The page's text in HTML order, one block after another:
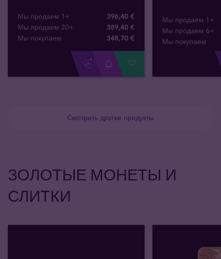
Смотреть другие продукты
Мы продаем 1+
396,40 €
Мы продаем 20+
389,40 €
Мы покупаем
348,70 €
Мы продаем 1+
Мы продаем 6+
Мы покупаем
ЗОЛОТЫЕ МОНЕТЫ И
СЛИТКИ